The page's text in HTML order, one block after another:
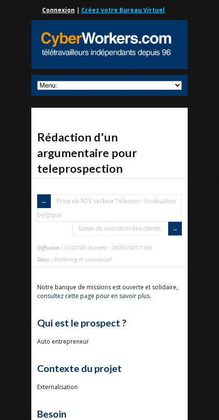
Connexion | Créez votre Bureau Virtuel
Rédaction d'un
argumentaire pour
teleprospection
Prise de RDV secteur Telecom - localisation
belgique
Saisie de coordonnées clients
Diffusion : 31/07/09- Numéro : 20090730171645
Dans : Marketing et commercial
Notre banque de missions est ouverte et solidaire,
consultez cette page pour en savoir plus.
Qui est le prospect ?
Auto entrepreneur
Contexte du projet
Externalisation
Besoin